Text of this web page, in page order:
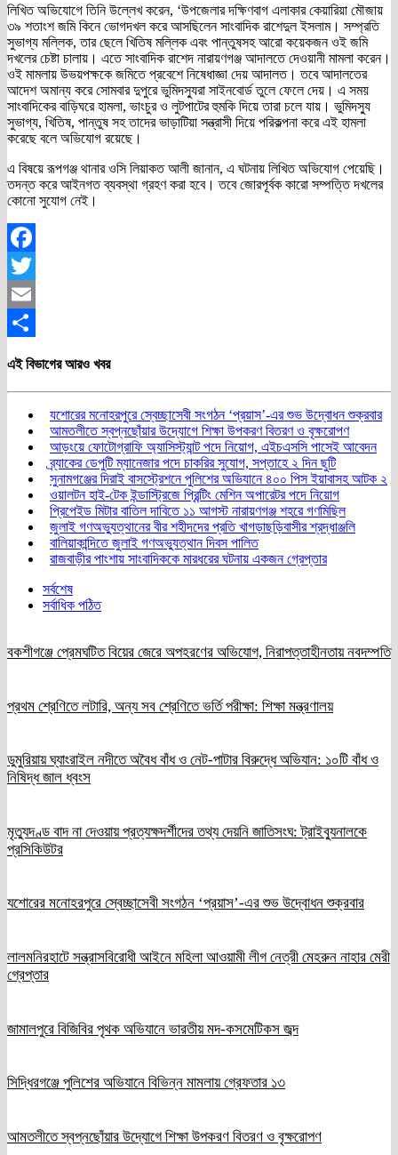
লিখিত অভিযোগে তিনি উল্লেখ করেন, ‘উপজেলার দক্ষিণবাগ এলাকার কেয়ারিয়া মৌজায়
৩৯ শতাংশ জমি কিনে ভোগদখল করে আসছিলেন সাংবাদিক রাশেদুল ইসলাম। সম্প্রতি
সুভাগ্য মল্লিক, তার ছেলে খিতিষ মল্লিক এবং পান্তুষসহ আরো কয়েকজন ওই জমি
দখলের চেষ্টা চালায়। এতে সাংবাদিক রাশেদ নারায়ণগঞ্জ আদালতে দেওয়ানী মামলা করেন।
ওই মামলায় উভয়পক্ষকে জমিতে প্রবেশে নিষেধাজ্ঞা দেয় আদালত। তবে আদালতের
আদেশ অমান্য করে সোমবার দুপুরে ভুমিদস্যুরা সাইনবোর্ড তুলে ফেলে দেয়। এ সময়
সাংবাদিকের বাড়িঘরে হামলা, ভাংচুর ও লুটপাটের হুমকি দিয়ে তারা চলে যায়। ভুমিদস্যু
সুভাগ্য, খিতিষ, পান্তুষ সহ তাদের ভাড়াটিয়া সন্ত্রাসী দিয়ে পরিকল্পনা করে এই হামলা
করেছে বলে অভিযোগ রয়েছে।
এ বিষয়ে রূপগঞ্জ থানার ওসি লিয়াকত আলী জানান, এ ঘটনায় লিখিত অভিযোগ পেয়েছি।
তদন্ত করে আইনগত ব্যবস্থা গ্রহণ করা হবে। তবে জোরপূর্বক কারো সম্পত্তি দখলের
কোনো সুযোগ নেই।
Facebook
Twitter
Email
এই বিভাগের আরও খবর
যশোরের মনোহরপুরে স্বেচ্ছাসেবী সংগঠন ‘প্রয়াস’-এর শুভ উদ্বোধন শুক্রবার
আমতলীতে স্বপ্নছোঁয়ার উদ্যোগে শিক্ষা উপকরণ বিতরণ ও বৃক্ষরোপণ
আড়ংয়ে ফোটোগ্রাফি অ্যাসিস্ট্যান্ট পদে নিয়োগ, এইচএসসি পাসেই আবেদন
ব্র্যাকের ডেপুটি ম্যানেজার পদে চাকরির সুযোগ, সপ্তাহে ২ দিন ছুটি
সুনামগঞ্জের দিরাই বাসস্ট্রেশনে পুলিশের অভিযানে ৪০০ পিস ইয়াবাসহ আটক ২
ওয়ালটন হাই-টেক ইন্ডাস্ট্রিজে প্রিন্টিং মেশিন অপারেটর পদে নিয়োগ
প্রিপেইড মিটার বাতিল দাবিতে ১১ আগস্ট নারায়ণগঞ্জ শহরে গণমিছিল
জুলাই গণঅভ্যুত্থানের বীর শহীদদের প্রতি খাগড়াছড়িবাসীর শ্রদ্ধাঞ্জলি
বালিয়াকান্দিতে জুলাই গণঅভ্যুত্থান দিবস পালিত
রাজবাড়ীর পাংশায় সাংবাদিককে মারধরের ঘটনায় একজন গ্রেপ্তার
সর্বশেষ
সর্বাধিক পঠিত
বকশীগঞ্জে প্রেমঘটিত বিয়ের জেরে অপহরণের অভিযোগ, নিরাপত্তাহীনতায় নবদম্পতি
প্রথম শ্রেণিতে লটারি, অন্য সব শ্রেণিতে ভর্তি পরীক্ষা: শিক্ষা মন্ত্রণালয়
ডুমুরিয়ায় ঘ্যাংরাইল নদীতে অবৈধ বাঁধ ও নেট-পাটার বিরুদ্ধে অভিযান: ১০টি বাঁধ ও
নিষিদ্ধ জাল ধ্বংস
মৃত্যুদণ্ড বাদ না দেওয়ায় প্রত্যক্ষদর্শীদের তথ্য দেয়নি জাতিসংঘ: ট্রাইব্যুনালকে
প্রসিকিউটর
যশোরের মনোহরপুরে স্বেচ্ছাসেবী সংগঠন ‘প্রয়াস’-এর শুভ উদ্বোধন শুক্রবার
লালমনিরহাটে সন্ত্রাসবিরোধী আইনে মহিলা আওয়ামী লীগ নেত্রী মেহরুন নাহার মেরী
গ্রেপ্তার
জামালপুরে বিজিবির পৃথক অভিযানে ভারতীয় মদ-কসমেটিকস জব্দ
সিদ্ধিরগঞ্জে পুলিশের অভিযানে বিভিন্ন মামলায় গ্রেফতার ১৩
আমতলীতে স্বপ্নছোঁয়ার উদ্যোগে শিক্ষা উপকরণ বিতরণ ও বৃক্ষরোপণ